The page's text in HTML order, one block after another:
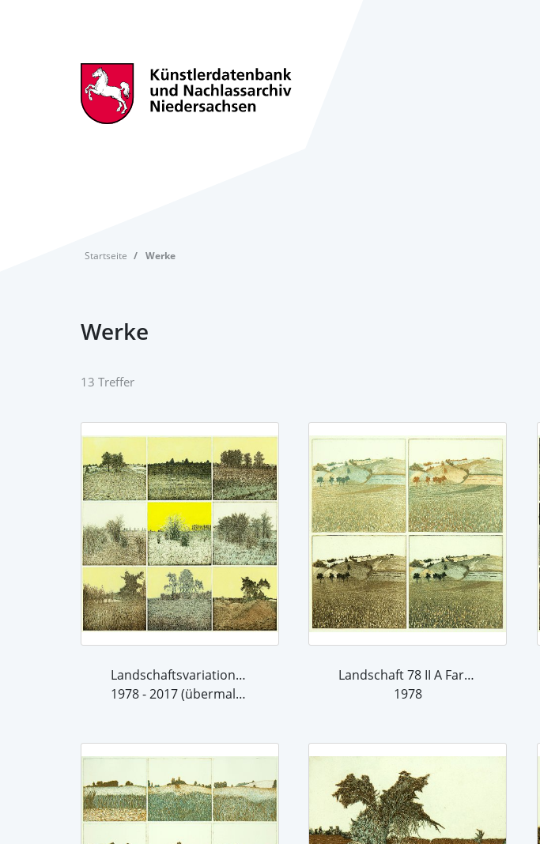
Startseite Werke
Werke
13 Treffer
Landschaftsvariationen 78 III
1978 - 2017 (übermalt 2017)
Landschaft 78 II A Farbvariante
1978